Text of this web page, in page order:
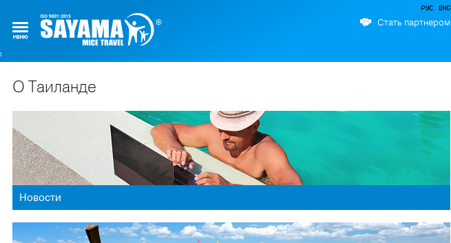
Стать партнером
О Таиланде
Новости